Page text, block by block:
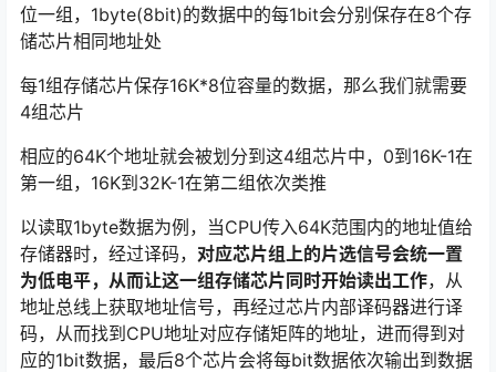
位一组，1byte(8bit)的数据中的每1bit会分别保存在8个存
储芯片相同地址处
每1组存储芯片保存16K*8位容量的数据，那么我们就需要
4组芯片
相应的64K个地址就会被划分到这4组芯片中，0到16K-1在
第一组，16K到32K-1在第二组依次类推
以读取1byte数据为例，当CPU传入64K范围内的地址值给
存储器时，经过译码， 对应芯片组上的片选信号会统一置
为低电平，从而让这一组存储芯片同时开始读出工作，从
地址总线上获取地址信号，再经过芯片内部译码器进行译
码，从而找到CPU地址对应存储矩阵的地址，进而得到对
应的1bit数据，最后8个芯片会将每bit数据依次输出到数据